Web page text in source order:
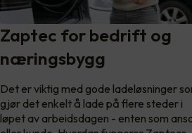
Zaptec for bedrift og
næringsbygg
Det er viktig med gode ladeløsninger
gjør det enkelt å lade på flere steder i
løpet av arbeidsdagen - enten som